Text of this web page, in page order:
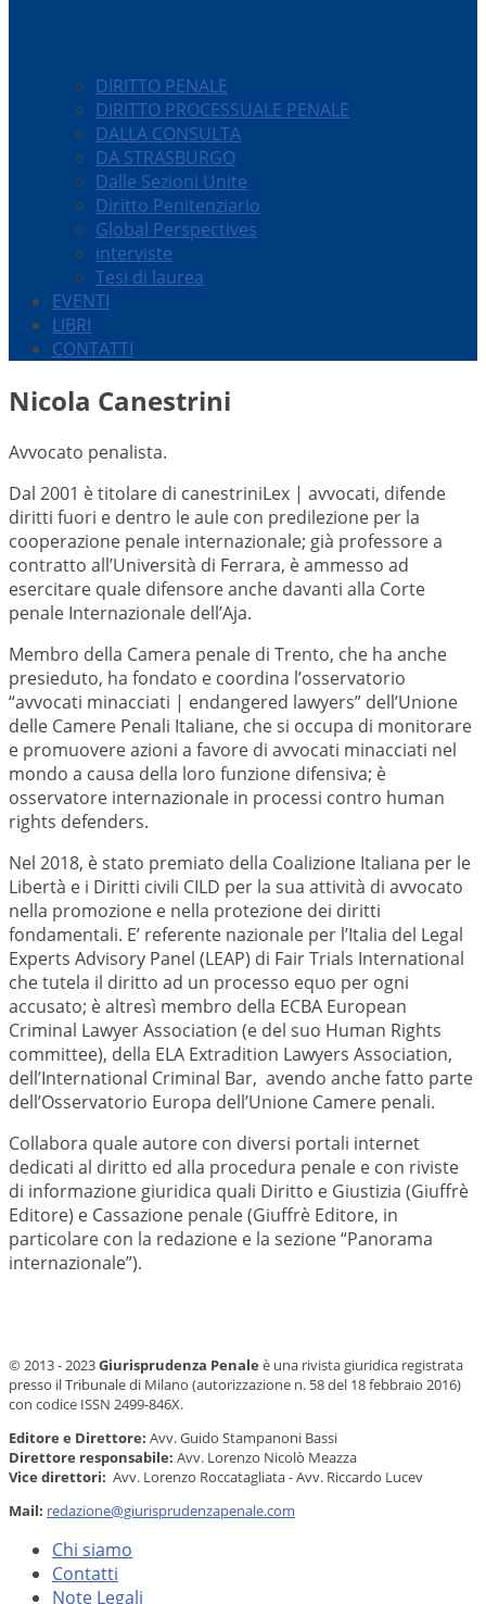
DIRITTO PENALE
DIRITTO PROCESSUALE PENALE
DALLA CONSULTA
DA STRASBURGO
Dalle Sezioni Unite
Diritto Penitenziario
Global Perspectives
interviste
Tesi di laurea
EVENTI
LIBRI
CONTATTI
Nicola Canestrini
Avvocato penalista.
Dal 2001 è titolare di canestriniLex | avvocati, difende
diritti fuori e dentro le aule con predilezione per la
cooperazione penale internazionale; già professore a
contratto all’Università di Ferrara, è ammesso ad
esercitare quale difensore anche davanti alla Corte
penale Internazionale dell’Aja.
Membro della Camera penale di Trento, che ha anche
presieduto, ha fondato e coordina l’osservatorio
“avvocati minacciati | endangered lawyers” dell’Unione
delle Camere Penali Italiane, che si occupa di monitorare
e promuovere azioni a favore di avvocati minacciati nel
mondo a causa della loro funzione difensiva; è
osservatore internazionale in processi contro human
rights defenders.
Nel 2018, è stato premiato della Coalizione Italiana per le
Libertà e i Diritti civili CILD per la sua attività di avvocato
nella promozione e nella protezione dei diritti
fondamentali. E’ referente nazionale per l’Italia del Legal
Experts Advisory Panel (LEAP) di Fair Trials International
che tutela il diritto ad un processo equo per ogni
accusato; è altresì membro della ECBA European
Criminal Lawyer Association (e del suo Human Rights
committee), della ELA Extradition Lawyers Association,
dell’International Criminal Bar, avendo anche fatto parte
dell’Osservatorio Europa dell’Unione Camere penali.
Collabora quale autore con diversi portali internet
dedicati al diritto ed alla procedura penale e con riviste
di informazione giuridica quali Diritto e Giustizia (Giuffrè
Editore) e Cassazione penale (Giuffrè Editore, in
particolare con la redazione e la sezione “Panorama
internazionale”).
© 2013 - 2023Giurisprudenza Penale è una rivista giuridica registrata
presso il Tribunale di Milano (autorizzazione n. 58 del 18 febbraio 2016)
con codice ISSN 2499-846X.
Editore e Direttore: Avv. Guido Stampanoni Bassi
Direttore responsabile: Avv. Lorenzo Nicolò Meazza
Vice direttori: Avv. Lorenzo Roccatagliata - Avv. Riccardo Lucev
Mail: redazione@giurisprudenzapenale.com
Chi siamo
Contatti
Note Legali